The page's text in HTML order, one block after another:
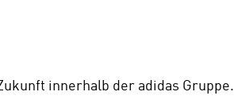
innerhalb der adidas Gruppe.